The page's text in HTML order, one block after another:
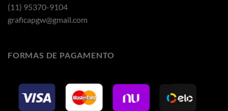
(11) 95370-9104
graficapgw@gmail.com
FORMAS DE PAGAMENTO